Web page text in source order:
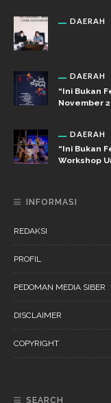
DAERAH
DAERAH
“Ini Bukan
November
DAERAH
“Ini Bukan
Workshop
INFORMASI
REDAKSI
PROFIL
PEDOMAN MEDIA SIBER
DISCLAIMER
COPYRIGHT
SEARCH